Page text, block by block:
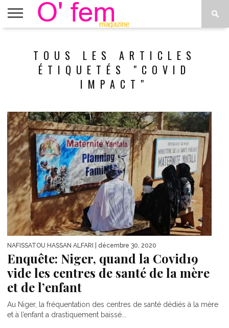
ÉTOILES
MENUS
TOUS LES ARTICLES
ÉTIQUETÉS "COVID
IMPACT"
NAFISSATOU HASSAN ALFARI | décembre 30, 2020
Enquête: Niger, quand la Covid19
vide les centres de santé de la mère
et de l’enfant
Au Niger, la fréquentation des centres de santé dédiés à la mère
et à l’enfant a drastiquement baissé...